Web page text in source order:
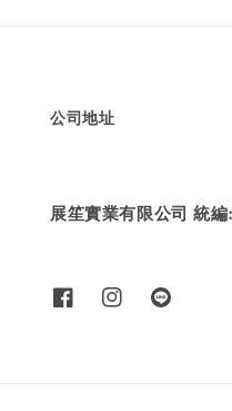
公司地址
展笙實業有限公司 統